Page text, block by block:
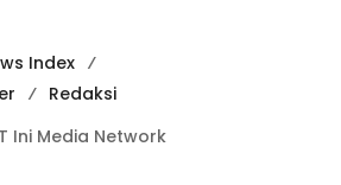
Index
Redaksi
Ini Media Network